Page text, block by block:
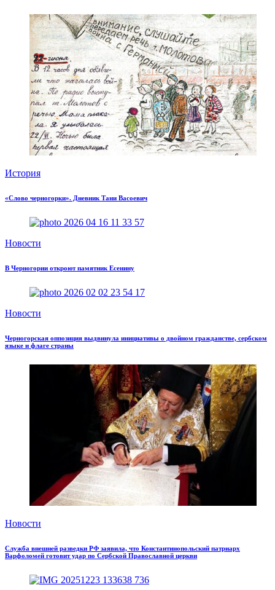
История
«Слово черногорки». Дневник Тани Васоевич
Новости
В Черногории откроют памятник Есенину
Новости
Черногорская оппозиция выдвинула инициативы о двойном гражданстве, сербском
языке и флаге страны
Новости
Служба внешней разведки РФ заявила, что Константинопольский патриарх
Варфоломей готовит удар по Сербской Православной церкви